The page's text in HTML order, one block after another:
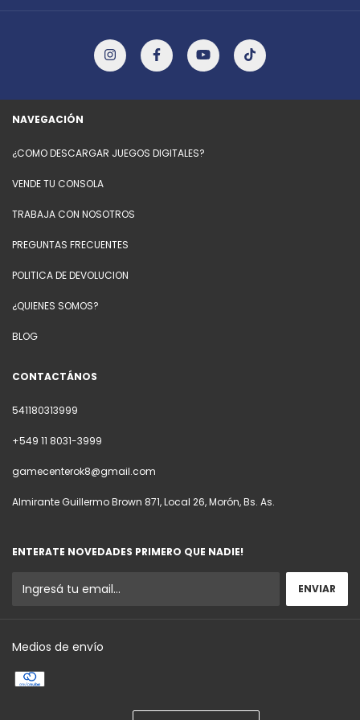
NAVEGACIÓN
¿COMO DESCARGAR JUEGOS DIGITALES?
VENDE TU CONSOLA
TRABAJA CON NOSOTROS
PREGUNTAS FRECUENTES
POLITICA DE DEVOLUCION
¿QUIENES SOMOS?
BLOG
CONTACTÁNOS
541180313999
+549 11 8031-3999
gamecenterok8@gmail.com
Almirante Guillermo Brown 871, Local 26, Morón, Bs. As.
ENTERATE NOVEDADES PRIMERO QUE NADIE!
Medios de envío